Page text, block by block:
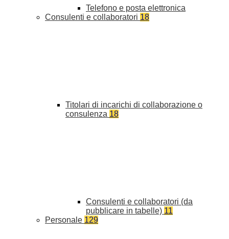
Telefono e posta elettronica
Consulenti e collaboratori 18
Titolari di incarichi di collaborazione o
consulenza 18
Consulenti e collaboratori (da
pubblicare in tabelle) 11
Personale 129